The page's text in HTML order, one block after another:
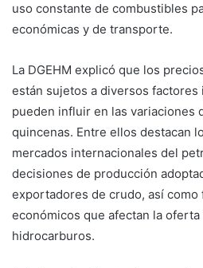
uso constante de combustibles
económicas y de transporte.
La DGEHM explicó que los
están sujetos a diversos factores
pueden influir en las variaciones
quincenas. Entre ellos destacan
mercados internacionales del
decisiones de producción
exportadores de crudo, así
económicos que afectan la
hidrocarburos.